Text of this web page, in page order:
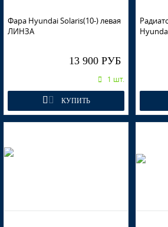
SAE - CARBON GREY, CYCLONE GRAY
MZH - PHANTOM BLACK, ULTRA
Фара Hyundai Solaris(10-) левая
ЛИНЗА
13 900 РУБ
1 шт.
КУПИТЬ